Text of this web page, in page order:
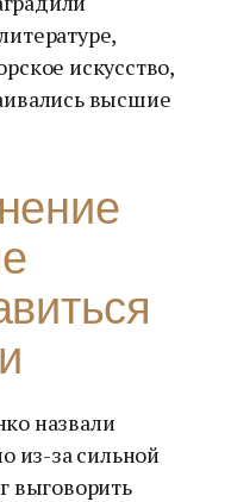
искусство,
высшие
назвали
из-за сильной
выговорить